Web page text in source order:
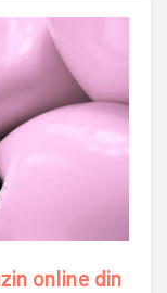
online din